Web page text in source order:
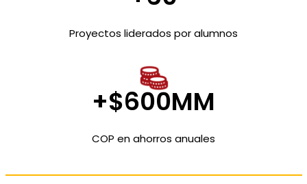
Proyectos liderados por alumnos
+$600MM
COP en ahorros anuales